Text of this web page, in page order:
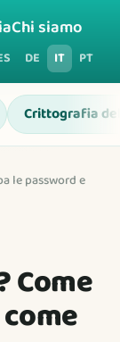
Chi siamo
DE IT PT
Crittografia
le password e
Come